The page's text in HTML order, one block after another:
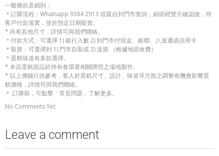
一般條款及細則：
＊訂購流程：Whatsapp 9384 2913 或親自到門市查詢，細節經雙方確認後，待
客戶付款落實，並於預定日期取貨。
* 尚有其他尺寸，詳情可與我們聯絡。
＊付款方式：可選擇 1) 銀行入數 2) 到門市付現金、銀聯、八達通或信用卡
＊取貨：可選擇到 1) 門市自取或 2) 送貨 （根據地區收費）
＊蛋糕味道有多款選擇。
* 本店蛋糕甜品於持有食環署相關牌照之場地製作。
* 以上價錢只供參考，客人於蛋糕尺寸、設計、味道等方面之調整有機會影響蛋
糕價格，詳情可與我們聯絡。
＊ 訂購前，可點擊「常見問題」了解更多。
No Comments Yet.
Leave a comment